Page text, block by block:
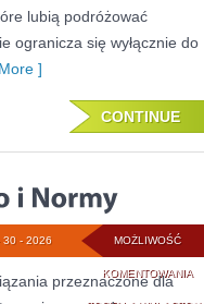
lubią podróżować
ogranicza się wyłącznie do
]
CONTINUE
MOŻLIWOŚĆ
KOMENTOWANIA
30 - 2026
przeznaczone dla